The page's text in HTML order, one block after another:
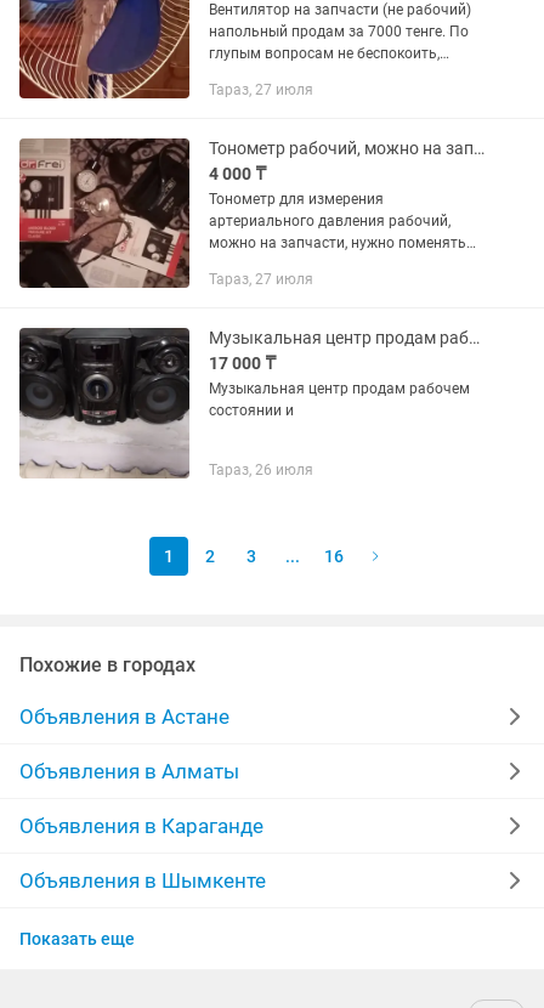
Вентилятор на запчасти (не рабочий)
напольный продам за 7000 тенге. По
глупым вопросам не беспокоить,
Тараз, 27 июля
Тонометр рабочий, можно на запчасти, нужно поменять лишь трубки резиновые
4 000 ₸
Тонометр для измерения
артериального давления рабочий,
можно на запчасти, нужно поменять
дефект там изолентой намотано, цена
Тараз, 27 июля
Музыкальная центр продам рабочем состоянии радео влешека сиди выствлется
17 000 ₸
Музыкальная центр продам рабочем
состоянии и
Тараз, 26 июля
1 2 3 ... 16
Похожие в городах
Объявления в Астане
Объявления в Алматы
Объявления в Караганде
Объявления в Шымкенте
Объявления в Усть-Каменогорске
Показать еще